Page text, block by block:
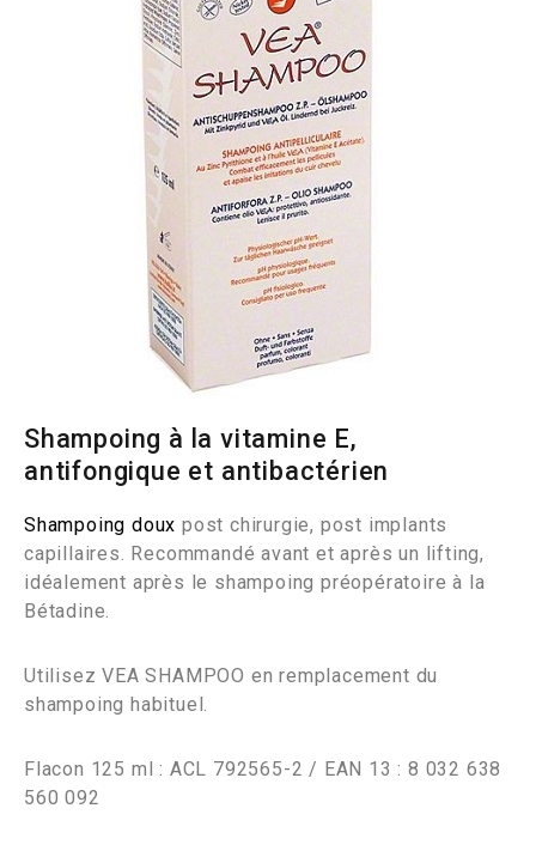
Shampoing à la vitamine E,
antifongique et antibactérien
Shampoing doux post chirurgie, post implants
capillaires. Recommandé avant et après un lifting,
idéalement après le shampoing préopératoire à la
Bétadine.
Utilisez VEA SHAMPOO en remplacement du
shampoing habituel.
Flacon 125 ml : ACL 792565-2 / EAN 13 : 8 032 638
560 092